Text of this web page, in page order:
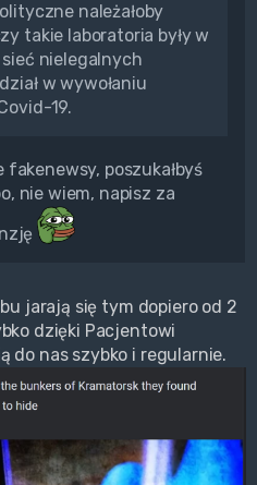
należałoby
takie laboratoria były w
nielegalnych
w wywołaniu
19.
poszukałbyś
nie wiem, napisz za
jarają się tym dopiero od 2
dzięki Pacjentowi
do nas szybko i regularnie.